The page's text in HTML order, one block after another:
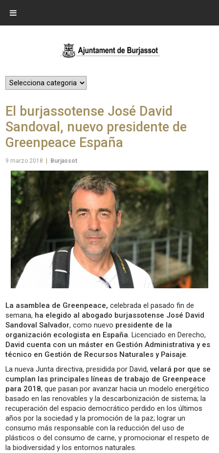
El burjassotense José David
Sandoval, nuevo presidente de
Greenpeace España
9 marzo 2018 Burjassot
La asamblea de Greenpeace,celebrada el pasado fin de
semana, ha elegido al abogado burjassotense José David
Sandoval Salvador, como nuevo presidente de la
organización ecologista en España. Licenciado en Derecho,
David cuenta con un máster en Gestión Administrativa y es
técnico en Gestión de Recursos Naturales y Paisaje.
La nueva Junta directiva, presidida por David,velará por que se
cumplan las principales líneas de trabajo de Greenpeace
para 2018, que pasan por avanzar hacia un modelo energético
basado en las renovables y la descarbonización de sistema; la
recuperación del espacio democrático perdido en los últimos
años por la sociedad y la promoción de la paz; lograr un
consumo más responsable con la reducción del uso de
plásticos o del consumo de carne, y promocionar el respeto de
la biodiversidad y los entornos naturales.